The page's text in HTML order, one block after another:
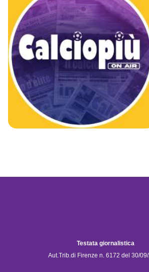
Testata giornalistica
Aut.Trib.di Firenze n. 6172 del 30/